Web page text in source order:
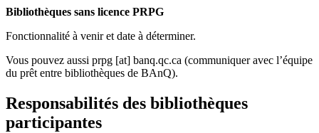
Bibliothèques sans licence PRPG
Fonctionnalité à venir et date à déterminer.
Vous pouvez aussi prpg [at] banq.qc.ca (communiquer avec l’équipe
du prêt entre bibliothèques de BAnQ).
Responsabilités des bibliothèques
participantes